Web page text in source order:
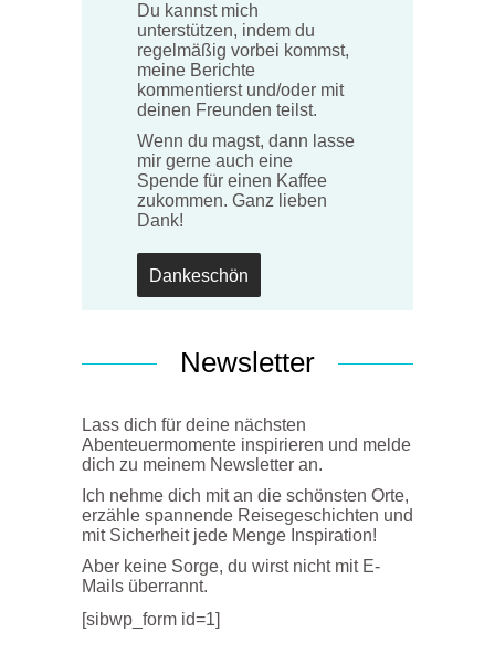
Du kannst mich
unterstützen, indem du
regelmäßig vorbei kommst,
meine Berichte
kommentierst und/oder mit
deinen Freunden teilst.
Wenn du magst, dann lasse
mir gerne auch eine
Spende für einen Kaffee
zukommen. Ganz lieben
Dank!
Newsletter
Lass dich für deine nächsten
Abenteuermomente inspirieren und melde
dich zu meinem Newsletter an.
Ich nehme dich mit an die schönsten Orte,
erzähle spannende Reisegeschichten und
mit Sicherheit jede Menge Inspiration!
Aber keine Sorge, du wirst nicht mit E-
Mails überrannt.
[sibwp_form id=1]